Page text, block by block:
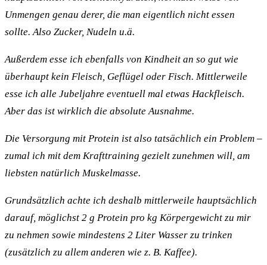
Unmengen genau derer, die man eigentlich nicht essen
sollte. Also Zucker, Nudeln u.ä.
Außerdem esse ich ebenfalls von Kindheit an so gut wie
überhaupt kein Fleisch, Geflügel oder Fisch. Mittlerweile
esse ich alle Jubeljahre eventuell mal etwas Hackfleisch.
Aber das ist wirklich die absolute Ausnahme.
Die Versorgung mit Protein ist also tatsächlich ein Problem –
zumal ich mit dem Krafttraining gezielt zunehmen will, am
liebsten natürlich Muskelmasse.
Grundsätzlich achte ich deshalb mittlerweile hauptsächlich
darauf, möglichst 2 g Protein pro kg Körpergewicht zu mir
zu nehmen sowie mindestens 2 Liter Wasser zu trinken
(zusätzlich zu allem anderen wie z. B. Kaffee).